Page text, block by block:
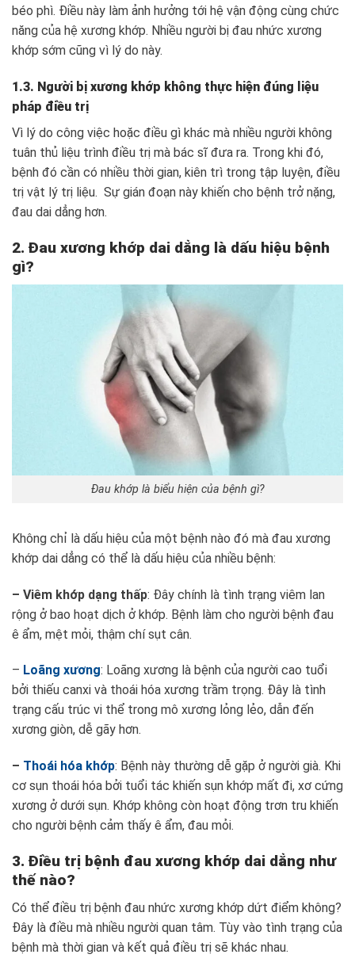
béo phì. Điều này làm ảnh hưởng tới hệ vận động cùng chức
năng của hệ xương khớp. Nhiều người bị đau nhức xương
khớp sớm cũng vì lý do này.
1.3. Người bị xương khớp không thực hiện đúng liệu
pháp điều trị
Vì lý do công việc hoặc điều gì khác mà nhiều người không
tuân thủ liệu trình điều trị mà bác sĩ đưa ra. Trong khi đó,
bệnh đó cần có nhiều thời gian, kiên trì trong tập luyện, điều
trị vật lý trị liệu. Sự gián đoạn này khiến cho bệnh trở nặng,
đau dai dẳng hơn.
2. Đau xương khớp dai dẳng là dấu hiệu bệnh
gì?
Đau khớp là biểu hiện của bệnh gì?
Không chỉ là dấu hiệu của một bệnh nào đó mà đau xương
khớp dai dẳng có thể là dấu hiệu của nhiều bệnh:
– Viêm khớp dạng thấp: Đây chính là tình trạng viêm lan
rộng ở bao hoạt dịch ở khớp. Bệnh làm cho người bệnh đau
ê ẩm, mệt mỏi, thậm chí sụt cân.
– Loãng xương: Loãng xương là bệnh của người cao tuổi
bởi thiếu canxi và thoái hóa xương trầm trọng. Đây là tình
trạng cấu trúc vi thể trong mô xương lỏng lẻo, dẫn đến
xương giòn, dễ gãy hơn.
– Thoái hóa khớp: Bệnh này thường dễ gặp ở người già. Khi
cơ sụn thoái hóa bởi tuổi tác khiến sụn khớp mất đi, xơ cứng
xương ở dưới sụn. Khớp không còn hoạt động trơn tru khiến
cho người bệnh cảm thấy ê ẩm, đau mỏi.
3. Điều trị bệnh đau xương khớp dai dẳng như
thế nào?
Có thể điều trị bệnh đau nhức xương khớp dứt điểm không?
Đây là điều mà nhiều người quan tâm. Tùy vào tình trạng của
bệnh mà thời gian và kết quả điều trị sẽ khác nhau.